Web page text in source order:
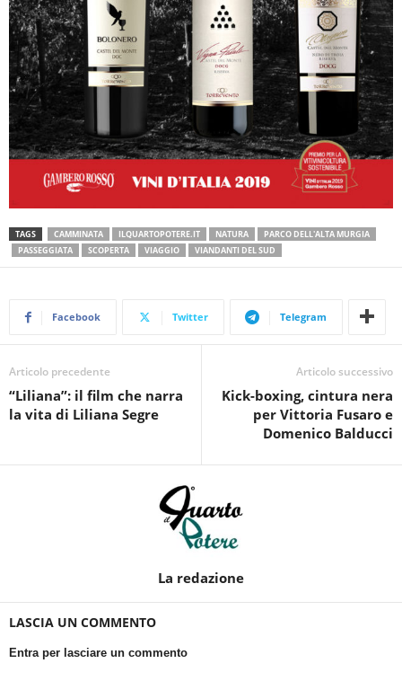
TAGS CAMMINATA ILQUARTOPOTERE.IT NATURA
PARCO DELL'ALTA MURGIA
PASSEGGIATA
SCOPERTA VIAGGIO VIANDANTI DEL SUD
Facebook Twitter Telegram
Articolo precedente
“Liliana”: il film che narra
la vita di Liliana Segre
Articolo successivo
Kick-boxing, cintura nera
per Vittoria Fusaro e
Domenico Balducci
La redazione
LASCIA UN COMMENTO
Entra per lasciare un commento